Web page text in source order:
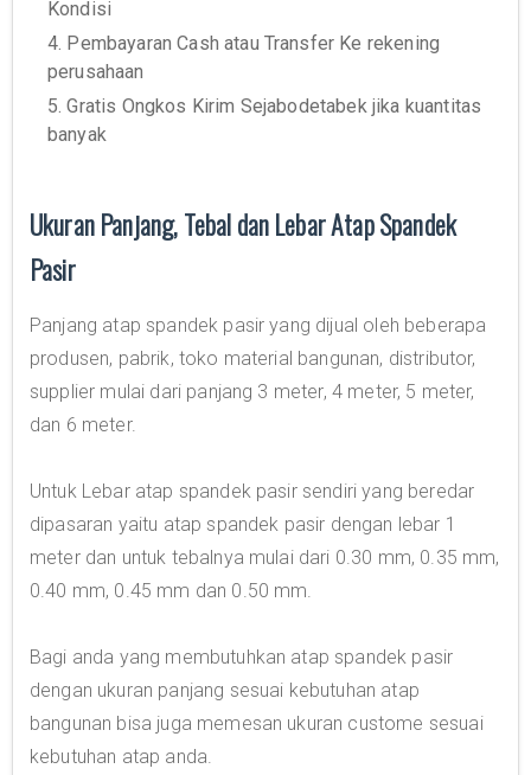
Kondisi
4. Pembayaran Cash atau Transfer Ke rekening
perusahaan
5. Gratis Ongkos Kirim Sejabodetabek jika kuantitas
banyak
Ukuran Panjang, Tebal dan Lebar Atap Spandek
Pasir
Panjang atap spandek pasir yang dijual oleh beberapa
produsen, pabrik, toko material bangunan, distributor,
supplier mulai dari panjang 3 meter, 4 meter, 5 meter,
dan 6 meter.
Untuk Lebar atap spandek pasir sendiri yang beredar
dipasaran yaitu atap spandek pasir dengan lebar 1
meter dan untuk tebalnya mulai dari 0.30 mm, 0.35 mm,
0.40 mm, 0.45 mm dan 0.50 mm.
Bagi anda yang membutuhkan atap spandek pasir
dengan ukuran panjang sesuai kebutuhan atap
bangunan bisa juga memesan ukuran custome sesuai
kebutuhan atap anda.